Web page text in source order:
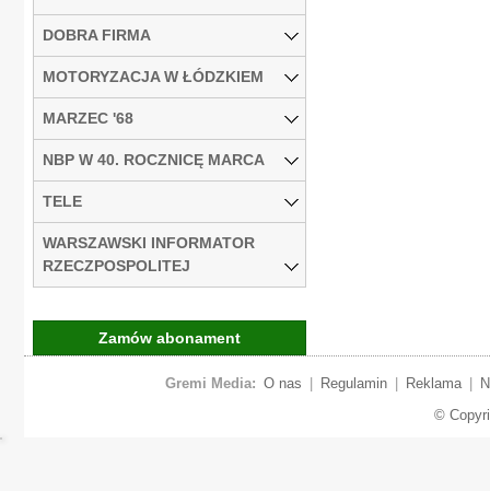
DOBRA FIRMA
MOTORYZACJA W ŁÓDZKIEM
MARZEC '68
NBP W 40. ROCZNICĘ MARCA
TELE
WARSZAWSKI INFORMATOR
RZECZPOSPOLITEJ
Zamów abonament
Gremi Media: O nas Regulamin Reklama
©